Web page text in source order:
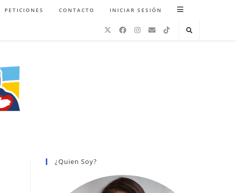
PETICIONES CONTACTO INICIAR SESIÓN
¿Quien Soy?